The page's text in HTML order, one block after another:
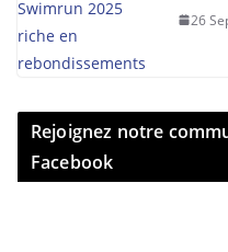
26
Rejoignez notre
Facebook